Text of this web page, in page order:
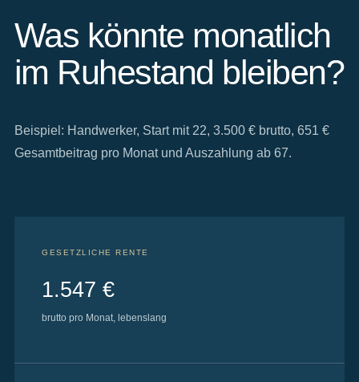
Was könnte monatlich
im Ruhestand bleiben?
Beispiel: Handwerker, Start mit 22, 3.500 € brutto, 651 €
Gesamtbeitrag pro Monat und Auszahlung ab 67.
GESETZLICHE RENTE
1.547 €
brutto pro Monat, lebenslang